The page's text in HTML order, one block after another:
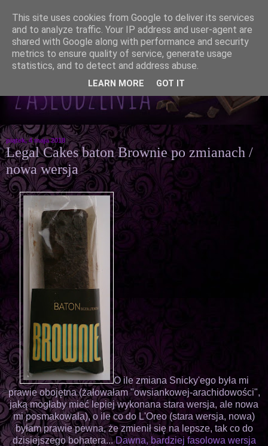
piątek, 4 maja 2018
Legal Cakes baton Brownie po zmianach /
nowa wersja
O ile zmiana Snicky'ego była mi
prawie obojętna (żałowałam "owsiankowej-arachidowości",
jaką mogłaby mieć lepiej wykonana stara wersja, ale nowa
mi posmakowała), o ile co do L'Oreo (stara wersja, nowa)
byłam prawie pewna, że zmienił się na lepsze, tak co do
dzisiejszego bohatera...Dawna, bardziej fasolowa wersja
This site uses cookies from Google to deliver its services
and to analyze traffic. Your IP address and user-agent are
shared with Google along with performance and security
metrics to ensure quality of service, generate usage
statistics, and to detect and address abuse.
LEARN MORE GOT IT